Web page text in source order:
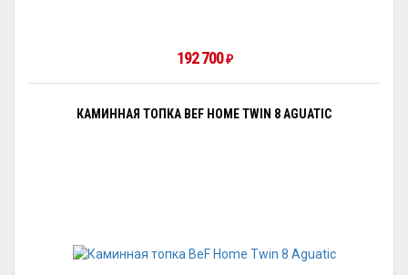
192 700₽
КАМИННАЯ ТОПКА BEF HOME TWIN 8 AGUATIC